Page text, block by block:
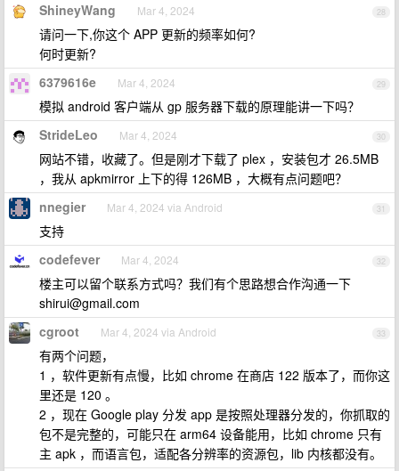
28
ShineyWang Mar 4, 2024
请问一下,你这个 APP 更新的频率如何?
何时更新?
29
6379616e Mar 4, 2024
模拟 android 客户端从 gp 服务器下载的原理能讲一下吗？
30
StrideLeo Mar 4, 2024
网站不错，收藏了。但是刚才下载了 plex ，安装包才 26.5MB
，我从 apkmirror 上下的得 126MB ，大概有点问题吧？
31
nnegier Mar 4, 2024 via Android
支持
32
codefever Mar 4, 2024
楼主可以留个联系方式吗？我们有个思路想合作沟通一下
shirui@gmail.com
33
cgroot Mar 4, 2024 via Android
有两个问题，
1 ，软件更新有点慢，比如 chrome 在商店 122 版本了，而你这
里还是 120 。
2 ，现在 Google play 分发 app 是按照处理器分发的，你抓取的
包不是完整的，可能只在 arm64 设备能用，比如 chrome 只有
主 apk ，而语言包，适配各分辨率的资源包，lib 内核都没有。